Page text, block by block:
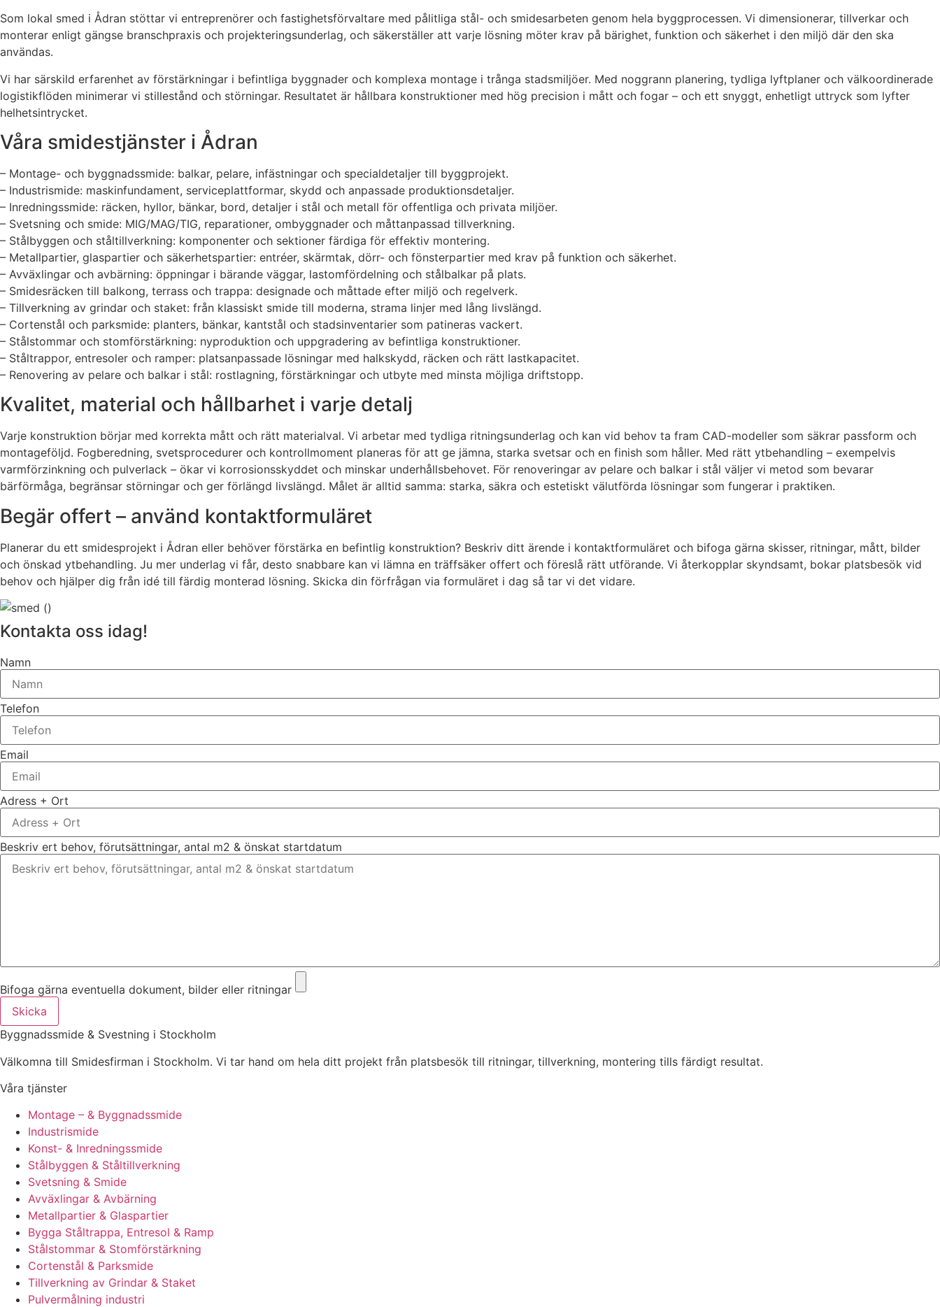
Som lokal smed i Ådran stöttar vi entreprenörer och fastighetsförvaltare med pålitliga stål- och smidesarbeten genom hela byggprocessen. Vi dimensionerar, tillverkar och
monterar enligt gängse branschpraxis och projekteringsunderlag, och säkerställer att varje lösning möter krav på bärighet, funktion och säkerhet i den miljö där den ska
användas.
Vi har särskild erfarenhet av förstärkningar i befintliga byggnader och komplexa montage i trånga stadsmiljöer. Med noggrann planering, tydliga lyftplaner och välkoordinerade
logistikflöden minimerar vi stillestånd och störningar. Resultatet är hållbara konstruktioner med hög precision i mått och fogar – och ett snyggt, enhetligt uttryck som lyfter
helhetsintrycket.
Våra smidestjänster i Ådran
– Montage- och byggnadssmide: balkar, pelare, infästningar och specialdetaljer till byggprojekt.
– Industrismide: maskinfundament, serviceplattformar, skydd och anpassade produktionsdetaljer.
– Inredningssmide: räcken, hyllor, bänkar, bord, detaljer i stål och metall för offentliga och privata miljöer.
– Svetsning och smide: MIG/MAG/TIG, reparationer, ombyggnader och måttanpassad tillverkning.
– Stålbyggen och ståltillverkning: komponenter och sektioner färdiga för effektiv montering.
– Metallpartier, glaspartier och säkerhetspartier: entréer, skärmtak, dörr- och fönsterpartier med krav på funktion och säkerhet.
– Avväxlingar och avbärning: öppningar i bärande väggar, lastomfördelning och stålbalkar på plats.
– Smidesräcken till balkong, terrass och trappa: designade och måttade efter miljö och regelverk.
– Tillverkning av grindar och staket: från klassiskt smide till moderna, strama linjer med lång livslängd.
– Cortenstål och parksmide: planters, bänkar, kantstål och stadsinventarier som patineras vackert.
– Stålstommar och stomförstärkning: nyproduktion och uppgradering av befintliga konstruktioner.
– Ståltrappor, entresoler och ramper: platsanpassade lösningar med halkskydd, räcken och rätt lastkapacitet.
– Renovering av pelare och balkar i stål: rostlagning, förstärkningar och utbyte med minsta möjliga driftstopp.
Kvalitet, material och hållbarhet i varje detalj
Varje konstruktion börjar med korrekta mått och rätt materialval. Vi arbetar med tydliga ritningsunderlag och kan vid behov ta fram CAD-modeller som säkrar passform och
montageföljd. Fogberedning, svetsprocedurer och kontrollmoment planeras för att ge jämna, starka svetsar och en finish som håller. Med rätt ytbehandling – exempelvis
varmförzinkning och pulverlack – ökar vi korrosionsskyddet och minskar underhållsbehovet. För renoveringar av pelare och balkar i stål väljer vi metod som bevarar
bärförmåga, begränsar störningar och ger förlängd livslängd. Målet är alltid samma: starka, säkra och estetiskt välutförda lösningar som fungerar i praktiken.
Begär offert – använd kontaktformuläret
Planerar du ett smidesprojekt i Ådran eller behöver förstärka en befintlig konstruktion? Beskriv ditt ärende i kontaktformuläret och bifoga gärna skisser, ritningar, mått, bilder
och önskad ytbehandling. Ju mer underlag vi får, desto snabbare kan vi lämna en träffsäker offert och föreslå rätt utförande. Vi återkopplar skyndsamt, bokar platsbesök vid
behov och hjälper dig från idé till färdig monterad lösning. Skicka din förfrågan via formuläret i dag så tar vi det vidare.
Kontakta oss idag!
Namn
Telefon
Email
Adress + Ort
Beskriv ert behov, förutsättningar, antal m2 & önskat startdatum
Bifoga gärna eventuella dokument, bilder eller ritningar
Skicka
Byggnadssmide & Svestning i Stockholm
Välkomna till Smidesfirman i Stockholm. Vi tar hand om hela ditt projekt från platsbesök till ritningar, tillverkning, montering tills färdigt resultat.
Våra tjänster
Montage – & Byggnadssmide
Industrismide
Konst- & Inredningssmide
Stålbyggen & Ståltillverkning
Svetsning & Smide
Avväxlingar & Avbärning
Metallpartier & Glaspartier
Bygga Ståltrappa, Entresol & Ramp
Stålstommar & Stomförstärkning
Cortenstål & Parksmide
Tillverkning av Grindar & Staket
Pulvermålning industri